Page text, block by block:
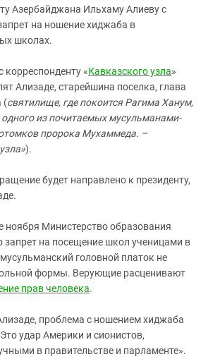
Азербайджана Ильхаму Алиеву с
на ношение хиджаба в
школах.
корреспонденту «Кавказского узла»
Ализаде, старейшина поселка, глава
(святилище, где покоится Рагима Ханум,
из почитаемых мусульманами-
пророка Мухаммеда. –
).
будет направлено к президенту,
ноября Министерство образования
запрет на посещение школ ученицами в
головной платок не
формы. Верующие расценивают
прав человека.
проблема с ношением хиджаба
удар Америки и сионистов,
в правительстве и парламенте».